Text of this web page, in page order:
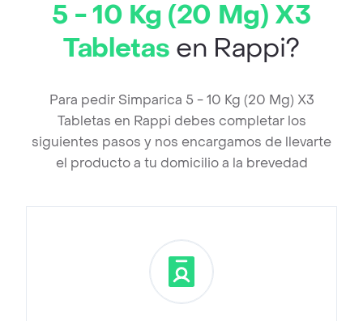
5 - 10 Kg (20 Mg) X3
Tabletas en Rappi?
Para pedir Simparica 5 - 10 Kg (20 Mg) X3
Tabletas en Rappi debes completar los
siguientes pasos y nos encargamos de llevarte
el producto a tu domicilio a la brevedad